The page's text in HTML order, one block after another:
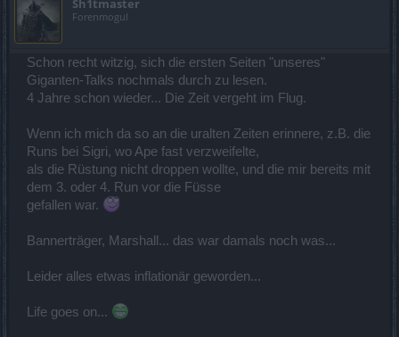
Forenmogul
Schon recht witzig, sich die ersten Seiten "unseres"
Giganten-Talks nochmals durch zu lesen.
4 Jahre schon wieder... Die Zeit vergeht im Flug.
Wenn ich mich da so an die uralten Zeiten erinnere, z.B. die
Runs bei Sigri, wo Ape fast verzweifelte,
als die Rüstung nicht droppen wollte, und die mir bereits mit
dem 3. oder 4. Run vor die Füsse
gefallen war.
Bannerträger, Marshall... das war damals noch was...
Leider alles etwas inflationär geworden...
Life goes on...